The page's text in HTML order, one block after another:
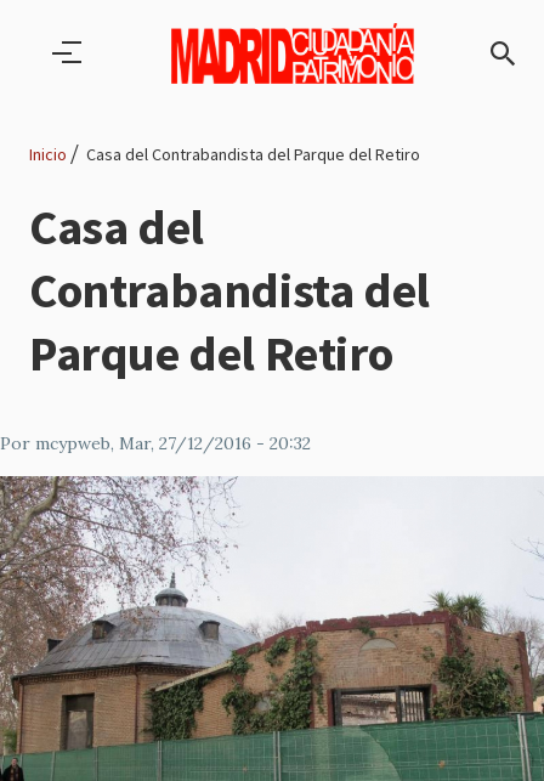
Ruta
de
navegación
Inicio Casa del Contrabandista del Parque del Retiro
Casa del
Contrabandista del
Parque del Retiro
Por mcypweb, Mar, 27/12/2016 - 20:32